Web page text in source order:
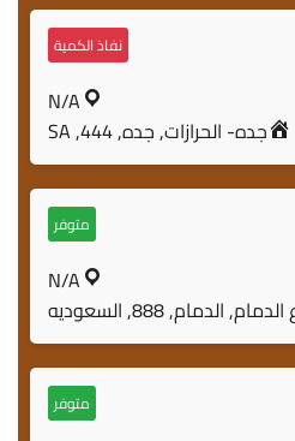
نفاذ الكمية
N/A
جده- الحرازات, جده, 444, SA
متوفر
N/A
الدمام, 888, السعوديه
متوفر